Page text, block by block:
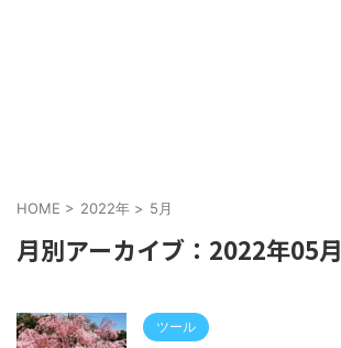
HOME > 2022年 > 5月
月別アーカイブ：2022年05月
ツール